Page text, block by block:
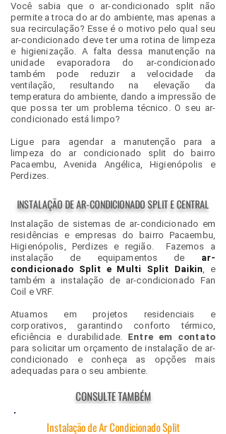
​Você sabia que o ar-condicionado split não
permite a troca do ar do ambiente, mas apenas a
sua recirculação? Esse é o motivo pelo qual seu
ar-condicionado deve ter uma rotina de limpeza
e higienização. A falta dessa manutenção na
unidade evaporadora do ar-condicionado
também pode reduzir a velocidade da
ventilação, resultando na elevação da
temperatura do ambiente, dando a impressão de
que possa ter um problema técnico. O seu ar-
condicionado está limpo?
Ligue para agendar amanutenção para a
limpeza do ar condicionado split do bairro
Pacaembu, Avenida Angélica, Higienópolis e
Perdizes.
INSTALAÇÃO DE AR-CONDICIONADO SPLIT E CENTRAL
Instalação de sistemas de ar-condicionado em
residências e empresas do bairro Pacaembu,
Higienópolis, Perdizes e região. Fazemos a
instalação de equipamentos de ar-
condicionado Split e Multi Split Daikin, e
também a instalação de ar-condicionado Fan
Coil e VRF.
Atuamos em projetos residenciais e
corporativos, garantindo conforto térmico,
eficiência e durabilidade. Entre em contato
para solicitar um orçamento de instalação de ar-
condicionado e conheça as opções mais
adequadas para o seu ambiente.
CONSULTE TAMBÉM
Instalação de Ar Condicionado Split